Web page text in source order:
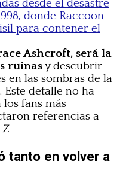
desde el desastre
donde Raccoon
para contener el
Ashcroft, será la
ruinasy descubrir
en las sombras de la
detalle no ha
fans más
referencias a
.
tanto en volver a